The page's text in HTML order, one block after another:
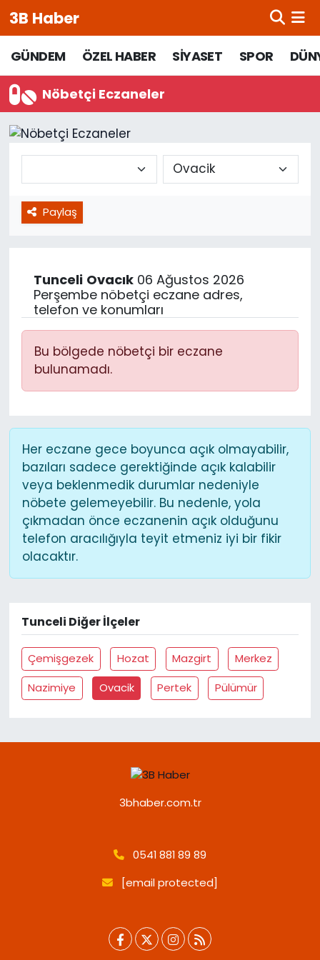
3B Haber
GÜNDEM ÖZEL HABER SİYASET SPOR
Nöbetçi Eczaneler
Paylaş
Tunceli Ovacık06 Ağustos 2026
Perşembe nöbetçi eczane adres,
telefon ve konumları
Bu bölgede nöbetçi bir eczane
bulunamadı.
Her eczane gece boyunca açık olmayabilir,
bazıları sadece gerektiğinde açık kalabilir
veya beklenmedik durumlar nedeniyle
nöbete gelemeyebilir. Bu nedenle, yola
çıkmadan önce eczanenin açık olduğunu
telefon aracılığıyla teyit etmeniz iyi bir fikir
olacaktır.
Tunceli Diğer İlçeler
Çemişgezek Hozat Mazgirt
Merkez
Nazimiye
Ovacik Pertek Pülümür
3bhaber.com.tr
0541 881 89 89
[email protected]
Beypazarı Hava Durumu
Beypazarı Trafik Yoğunluk Haritası
Süper Lig Puan Durumu ve Fikstür
Son Dakika Haberleri